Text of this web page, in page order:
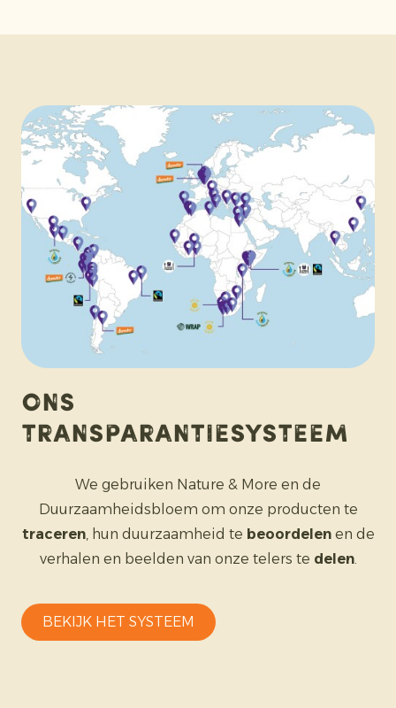
Ons
Transparantiesysteem
We gebruiken Nature & More en de
Duurzaamheidsbloem om onze producten te
traceren, hun duurzaamheid te beoordelenen de
verhalen en beelden van onze telers te delen.
BEKIJK HET SYSTEEM